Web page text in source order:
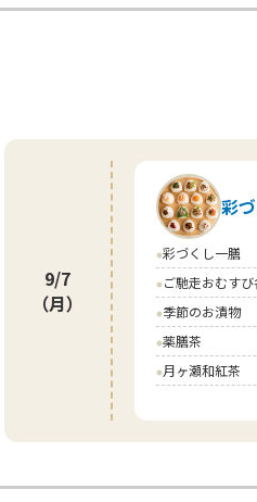
9/7
（月）
彩
circle彩づくし一膳
circle ご馳走おむすび
circle季節のお漬物
circle薬膳茶
circle月ヶ瀬和紅茶